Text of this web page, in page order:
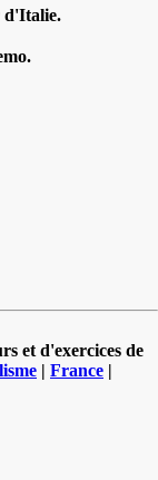
d'Italie.
et d'exercices de
| France |